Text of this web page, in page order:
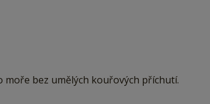
bez umělých kouřových příchutí.